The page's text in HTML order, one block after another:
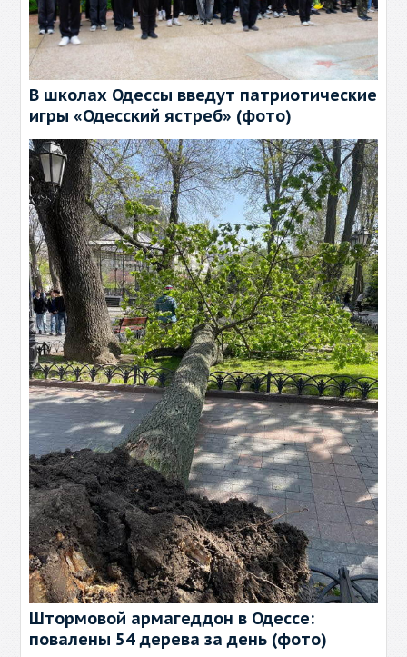
В школах Одессы введут патриотические
игры «Одесский ястреб» (фото)
Штормовой армагеддон в Одессе:
повалены 54 дерева за день (фото)